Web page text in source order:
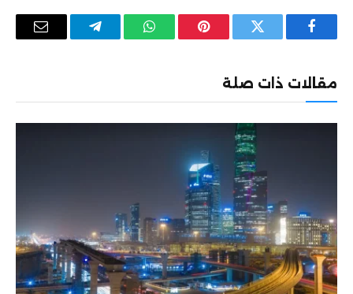
فيسبوك تويتر بينتيريستواتساب تيلقرام
البريد
مقالات ذات صلة